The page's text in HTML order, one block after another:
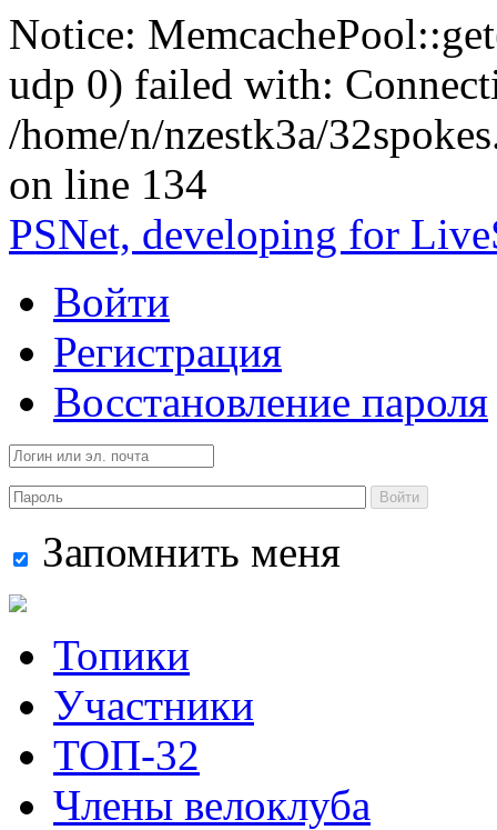
Notice:
udp 0) failed with:
/home/n/nzestk3a/
on line 134
PSNet, developing for
Войти
Регистрация
Восстановление пароля
Войти
Запомнить меня
Топики
Участники
ТОП-32
Члены велоклуба